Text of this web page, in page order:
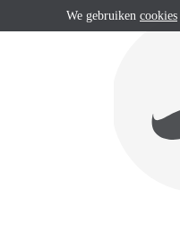
We gebruiken cookies